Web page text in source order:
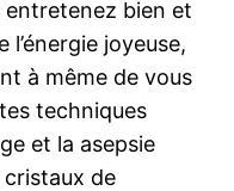
entretenez bien et
joyeuse,
à même de vous
techniques
et la asepsie
de